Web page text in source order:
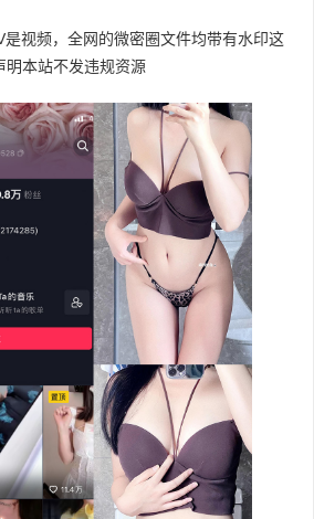
视频，全网的微密圈文件均带有水印这
明本站不发违规资源